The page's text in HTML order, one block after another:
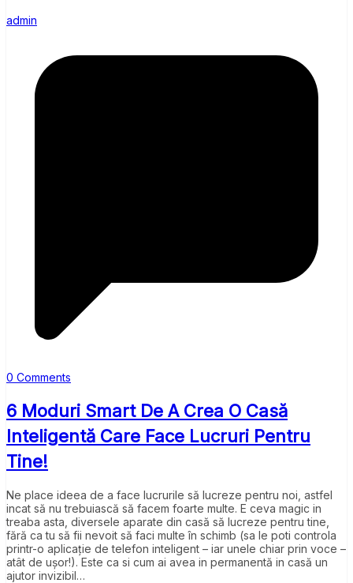
admin
0 Comments
6 Moduri Smart De A Crea O Casă
Inteligentă Care Face Lucruri Pentru
Tine!
Ne place ideea de a face lucrurile să lucreze pentru noi, astfel
incat să nu trebuiască să facem foarte multe. E ceva magic in
treaba asta, diversele aparate din casă să lucreze pentru tine,
fără ca tu să fii nevoit să faci multe în schimb (sa le poti controla
printr-o aplicație de telefon inteligent – iar unele chiar prin voce –
atât de ușor!). Este ca si cum ai avea in permanentă in casă un
ajutor invizibil…